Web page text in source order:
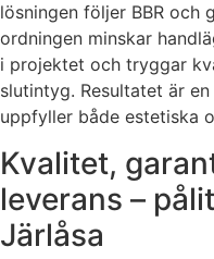
lösningen följer BBR och
ordningen minskar
i projektet och tryggar
slutintyg. Resultatet är
uppfyller både estetiska
Kvalitet,
leverans –
Järlåsa